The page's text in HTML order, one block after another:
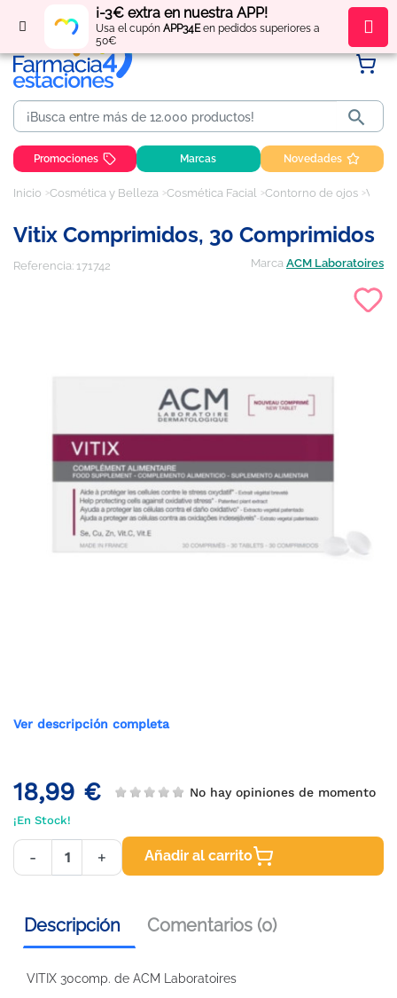
¡-3€ extra en nuestra APP!
Usa el cupón APP34Een pedidos superiores a
50€
Regístratey obténpuntos por tus compras

Promociones Marcas Novedades
Inicio Cosmética y Belleza Cosmética Facial Contorno de ojos
Vitix Comprimidos, 30 Comprimidos
Referencia: 171742 Marca ACM Laboratoires
Ver descripción completa
18,99 € No hay opiniones de momento
¡En Stock!
- + Añadir al carrito
Descripción Comentarios (0)
VITIX 30comp. de ACM Laboratoires